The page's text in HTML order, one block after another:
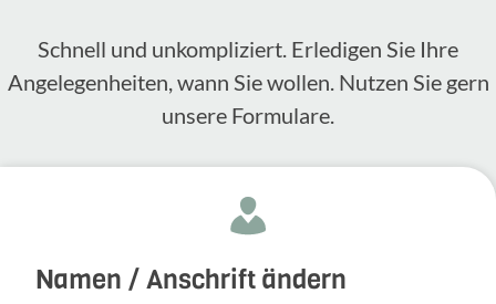
Schnell und unkompliziert. Erledigen Sie Ihre
Angelegenheiten, wann Sie wollen. Nutzen Sie gern
unsere Formulare.
Namen / Anschrift ändern